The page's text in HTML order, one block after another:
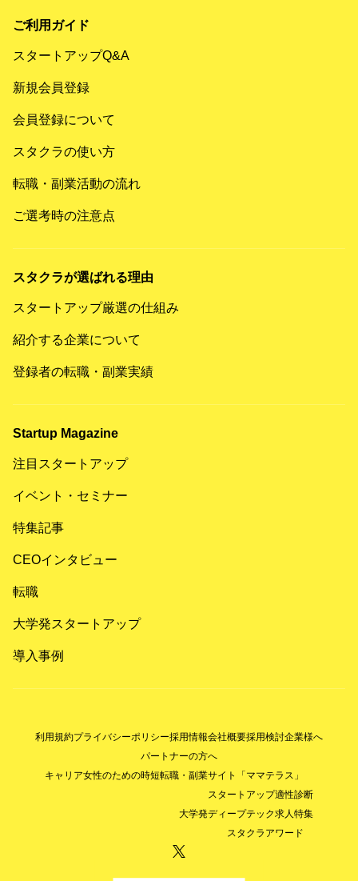
ご利用ガイド
スタートアップQ&A
新規会員登録
会員登録について
スタクラの使い方
転職・副業活動の流れ
ご選考時の注意点
スタクラが選ばれる理由
スタートアップ厳選の仕組み
紹介する企業について
登録者の転職・副業実績
Startup Magazine
注目スタートアップ
イベント・セミナー
特集記事
CEOインタビュー
転職
大学発スタートアップ
導入事例
利用規約プライバシーポリシー採用情報会社概要採用検討企業様へ
パートナーの方へ
キャリア女性のための時短転職・副業サイト「ママテラス」
スタートアップ適性診断
大学発ディープテック求人特集
スタクラアワード